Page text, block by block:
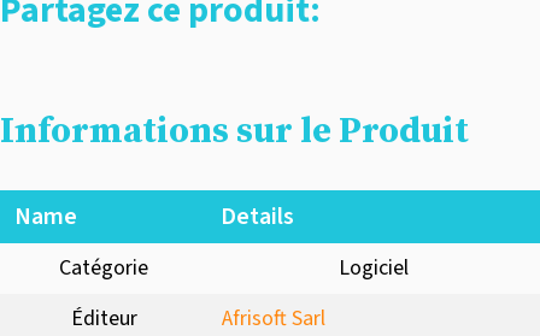
Partagez ce produit:
Informations sur le Produit
Name Details
Catégorie
Logiciel
Éditeur
Afrisoft Sarl